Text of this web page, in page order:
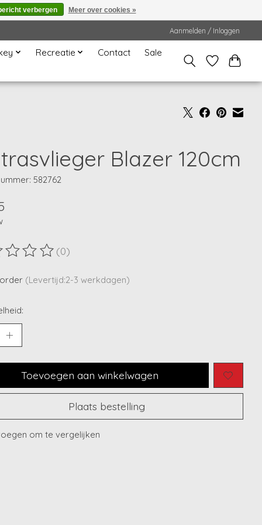
Aanmelden / Inloggen
Recreatie Contact Sale
Blazer 120cm
582762
van dit product is
(0)
(Levertijd:2-3 werkdagen)
Toevoegen aan winkelwagen
Plaats bestelling
om te vergelijken
verbergen Meer over cookies »